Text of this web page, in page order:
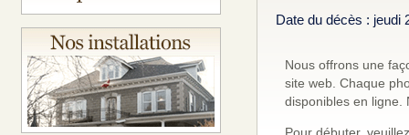
Date du décès : jeudi
Nous offrons une
site web. Chaque
disponibles en ligne.